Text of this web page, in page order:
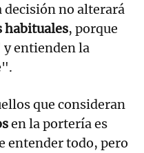
decisión no alterará
habituales, porque
entienden la
que consideran
en la portería es
entender todo, pero